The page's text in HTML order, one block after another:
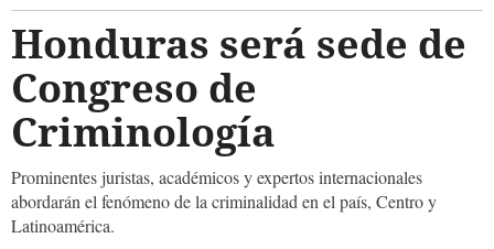
Honduras será sede de
Congreso de
Criminología
Prominentes juristas, académicos y expertos internacionales
abordarán el fenómeno de la criminalidad en el país, Centro y
Latinoamérica.